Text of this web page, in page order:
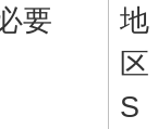
要
地
区
S